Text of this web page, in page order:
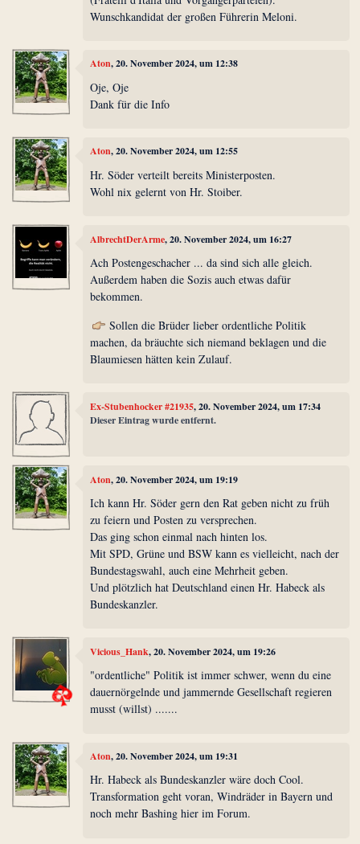
Wunschkandidat der großen Führerin Meloni.
Aton, 20. November 2024, um 12:38
Oje, Oje
Dank für die Info
Aton, 20. November 2024, um 12:55
Hr. Söder verteilt bereits Ministerposten.
Wohl nix gelernt von Hr. Stoiber.
AlbrechtDerArme, 20. November 2024, um 16:27
Ach Postengeschacher ... da sind sich alle gleich.
Außerdem haben die Sozis auch etwas dafür
bekommen.
Sollen die Brüder lieber ordentliche Politik
machen, da bräuchte sich niemand beklagen und die
Blaumiesen hätten kein Zulauf.
Ex-Stubenhocker #21935, 20. November 2024, um 17:34
Dieser Eintrag wurde entfernt.
Aton, 20. November 2024, um 19:19
Ich kann Hr. Söder gern den Rat geben nicht zu früh
zu feiern und Posten zu versprechen.
Das ging schon einmal nach hinten los.
Mit SPD, Grüne und BSW kann es vielleicht, nach der
Bundestagswahl, auch eine Mehrheit geben.
Und plötzlich hat Deutschland einen Hr. Habeck als
Bundeskanzler.
Vicious_Hank, 20. November 2024, um 19:26
"ordentliche" Politik ist immer schwer, wenn du eine
dauernörgelnde und jammernde Gesellschaft regieren
musst (willst) .......
Aton, 20. November 2024, um 19:31
Hr. Habeck als Bundeskanzler wäre doch Cool.
Transformation geht voran, Windräder in Bayern und
noch mehr Bashing hier im Forum.